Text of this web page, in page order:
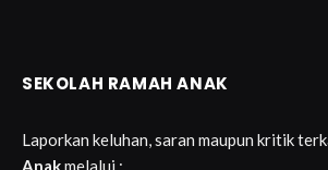
SEKOLAH RAMAH ANAK
Laporkan keluhan, saran maupun kritik
Anakmelalui :